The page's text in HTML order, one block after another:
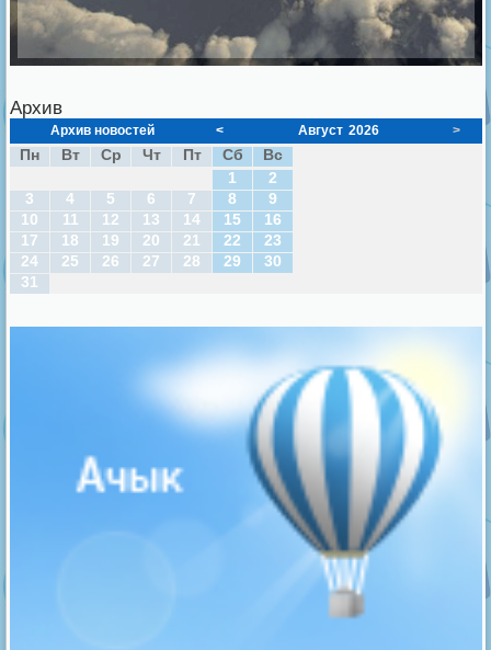
Архив
Архив новостей < Август 2026 >
Пн Вт Ср Чт Пт Сб
Вс
1
2
3
4 5 6 7 8
9
10
11 12 13 14 15
16
17
18 19 20 21 22
23
24
25 26 27 28 29
30
31